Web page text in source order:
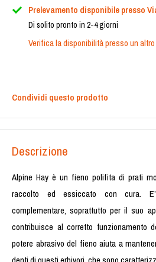
Prelevamento disponibile presso
Di solito pronto in 2-4 giorni
Verifica la disponibilità presso un
Condividi questo prodotto
Descrizione
Alpine Hay è un fieno polifita di prati
raccolto ed essiccato con cura.
complementare, soprattutto per il suo
contribuisce al corretto funzionamento
potere abrasivo del fieno aiuta a